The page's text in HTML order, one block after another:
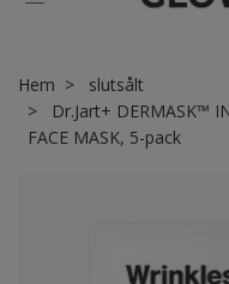
Hem
slutsålt
Dr.Jart+ DERMASK™
FACE MASK, 5-pack